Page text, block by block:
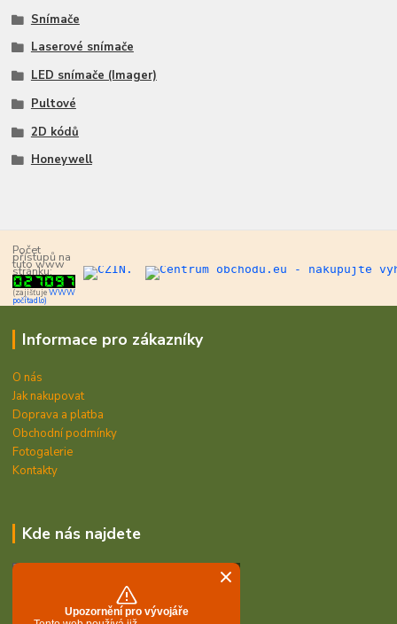
Snímače
Laserové snímače
LED snímače (Imager)
Pultové
2D kódů
Honeywell
Počet
přístupů na
tuto www
stránku:
(zajišťujeWWW
počítadlo)
Informace pro zákazníky
O nás
Jak nakupovat
Doprava a platba
Obchodní podmínky
Fotogalerie
Kontakty
Kde nás najdete